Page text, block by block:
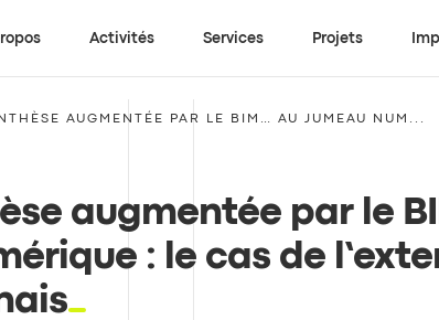
Activités Services Projets
AUGMENTÉE PAR LE BIM… AU JUMEAU NUM...
augmentée par le
: le cas de